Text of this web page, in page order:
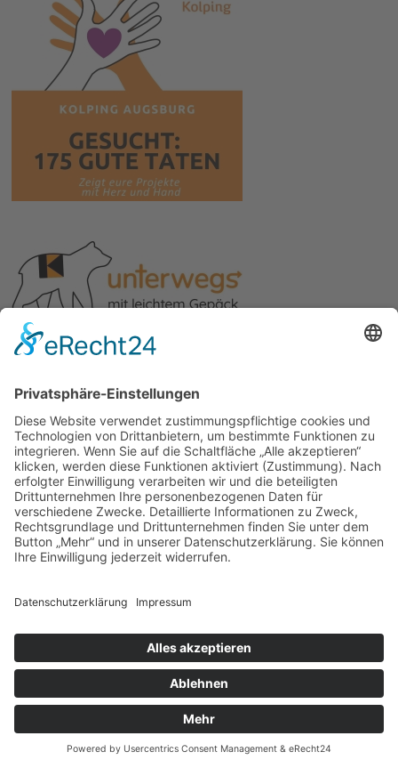
© 2026 | Kolpingwerk Diözesanverband Augsburg
Datenschutzerklärung|Impressum